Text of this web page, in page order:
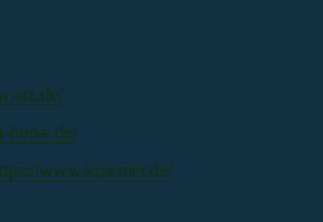
riz.de/
horse.de/
www.kraemer.de/